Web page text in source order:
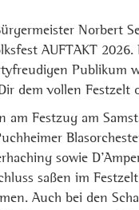
Norbert
AUFTAKT
Publikum
dem vollen Festzelt
am Festzug am
sowie
saßen im
Auch bei den